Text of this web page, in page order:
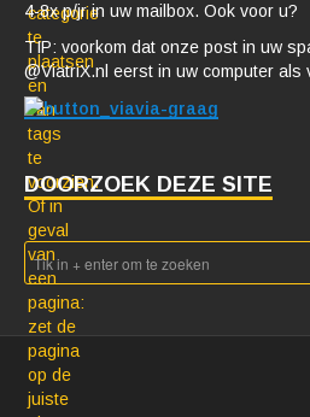
4-8x p/jr in uw mailbox. Ook voor u?
TIP: voorkom dat onze post in uw
@ViatriX.nl eerst in uw computer als
DOORZOEK DEZE SITE